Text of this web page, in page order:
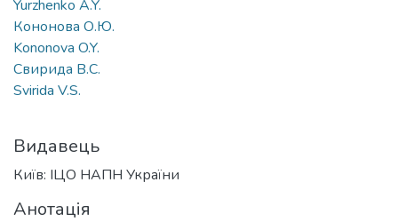
Yurzhenko A.Y.
Кононова О.Ю.
Kononova O.Y.
Свирида В.С.
Svirida V.S.
Видавець
Київ: ІЦО НАПН України
Анотація